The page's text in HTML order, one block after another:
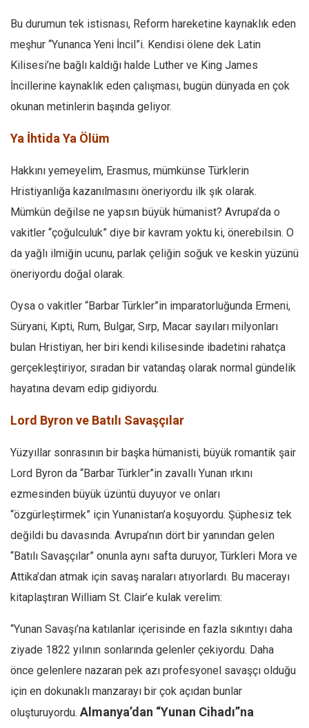
Avrupa
Asya
Afrika
İslam Dünyası
Amerika
Avustralya
Dosyalar
Bu durumun tek istisnası, Reform hareketine kaynaklık eden
meşhur “Yunanca Yeni İncil”i. Kendisi ölene dek Latin
Kilisesi’ne bağlı kaldığı halde Luther ve King James
İncillerine kaynaklık eden çalışması, bugün dünyada en çok
okunan metinlerin başında geliyor.
Ya İhtida Ya Ölüm
Hakkını yemeyelim, Erasmus, mümkünse Türklerin
Hristiyanlığa kazanılmasını öneriyordu ilk şık olarak.
Mümkün değilse ne yapsın büyük hümanist? Avrupa’da o
vakitler “çoğulculuk” diye bir kavram yoktu ki, önerebilsin. O
da yağlı ilmiğin ucunu, parlak çeliğin soğuk ve keskin yüzünü
öneriyordu doğal olarak.
Oysa o vakitler “Barbar Türkler”in imparatorluğunda Ermeni,
Süryani, Kıpti, Rum, Bulgar, Sırp, Macar sayıları milyonları
bulan Hristiyan, her biri kendi kilisesinde ibadetini rahatça
gerçekleştiriyor, sıradan bir vatandaş olarak normal gündelik
hayatına devam edip gidiyordu.
Lord Byron ve Batılı Savaşçılar
Yüzyıllar sonrasının bir başka hümanisti, büyük romantik şair
Lord Byron da “Barbar Türkler”in zavallı Yunan ırkını
ezmesinden büyük üzüntü duyuyor ve onları
“özgürleştirmek” için Yunanistan’a koşuyordu. Şüphesiz tek
değildi bu davasında. Avrupa’nın dört bir yanından gelen
“Batılı Savaşçılar” onunla aynı safta duruyor, Türkleri Mora ve
Attika’dan atmak için savaş naraları atıyorlardı. Bu macerayı
kitaplaştıran William St. Clair’e kulak verelim:
“Yunan Savaşı’na katılanlar içerisinde en fazla sıkıntıyı daha
ziyade 1822 yılının sonlarında gelenler çekiyordu. Daha
önce gelenlere nazaran pek azı profesyonel savaşçı olduğu
için en dokunaklı manzarayı bir çok açıdan bunlar
oluşturuyordu. Almanya’dan “Yunan Cihadı”na